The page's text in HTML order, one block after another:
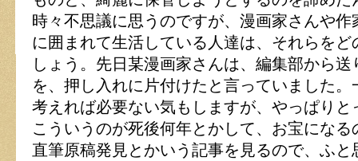
時々不思議に思うのですが、漫画家さんや
に囲まれて生活している人達は、それらを
しょう。先日某漫画家さんは、編集部から
を、押し入れに片付けたと言っていました
考えれば必要ない気もしますが、やっぱり
こういうのが死後何年とかして、お宝にな
直筆原稿発見とかいう記事を見るので、ふ